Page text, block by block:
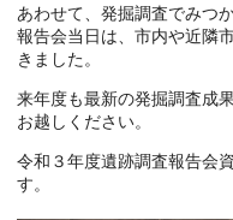
あわせて、発掘調査でみつ
報告会当日は、市内や近隣
きました。
来年度も最新の発掘調査成
お越しください。
令和３年度遺跡調査報告会
す。